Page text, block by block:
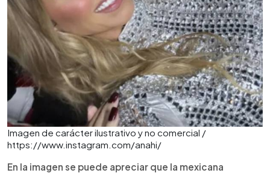
Imagen de carácter ilustrativo y no comercial /
https://www.instagram.com/anahi/
En la imagen se puede apreciar que la mexicana